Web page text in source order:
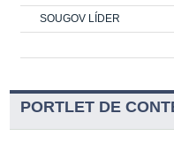
SOUGOV LÍDER
PORTLET DE